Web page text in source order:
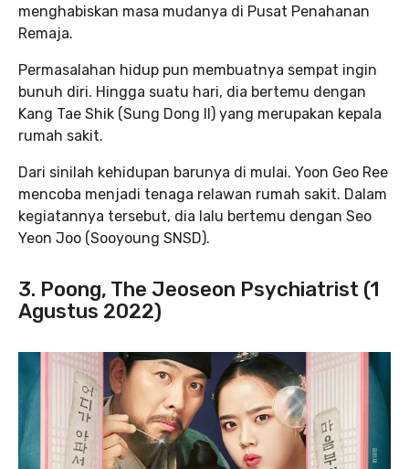
menghabiskan masa mudanya di Pusat Penahanan
Remaja.
Permasalahan hidup pun membuatnya sempat ingin
bunuh diri. Hingga suatu hari, dia bertemu dengan
Kang Tae Shik (Sung Dong Il) yang merupakan kepala
rumah sakit.
Dari sinilah kehidupan barunya di mulai. Yoon Geo Ree
mencoba menjadi tenaga relawan rumah sakit. Dalam
kegiatannya tersebut, dia lalu bertemu dengan Seo
Yeon Joo (Sooyoung SNSD).
3. Poong, The Jeoseon Psychiatrist (1
Agustus 2022)